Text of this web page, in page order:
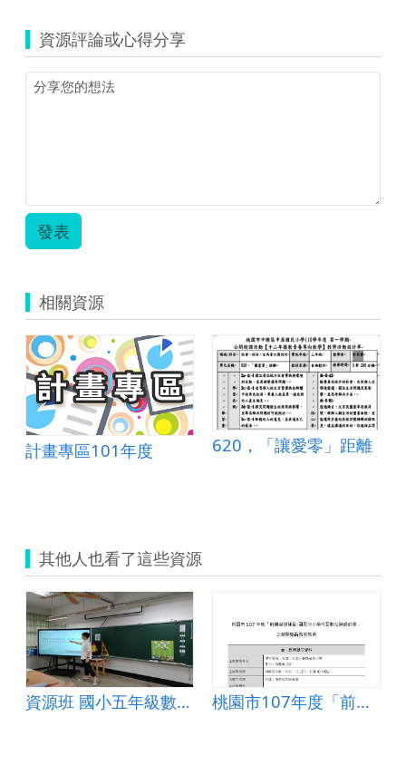
上
集
圖
資源評論或心得分享
發表
相關資源
計畫專區101年度 620，「讓愛零」距離
其他人也看了這些資源
資源班 國小五年級數學 第 8 單元 平行四邊形、三角形、梯形的面積 桃園市107年度「前瞻基礎建設-國民中小學校園數位建設計畫」